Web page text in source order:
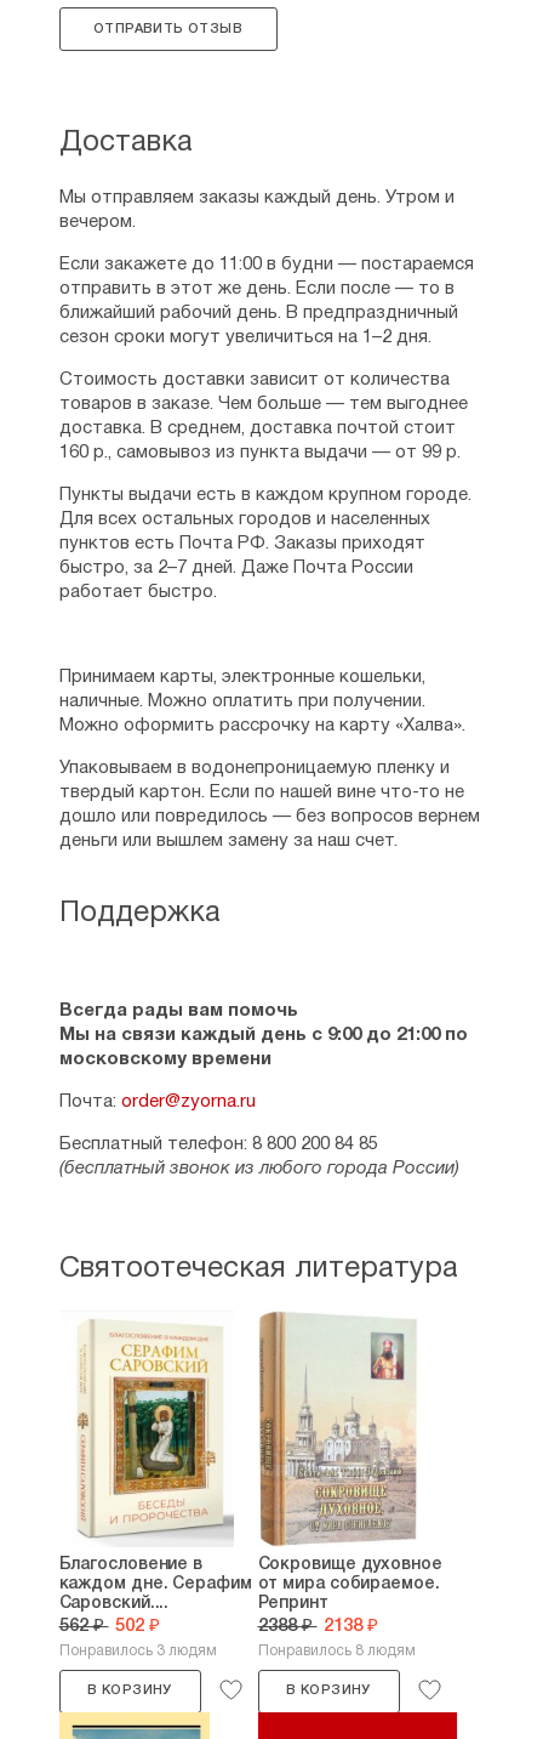
где Исаак, следуя Божьему промыслу,
Беф-Абе на праведный путь, однако
он был не в силах победить
отказаться от епископства и покинуть
город. Он нашёл себе пристанище в одной
из пустынь Египта. Такая уединённая
жизнь была ему по нраву, она позволяла
достигнуть духовного совершенства, для
большего эффекта он ушёл в монастырь
Раббан-Шабур.
Именно эта обитель стала его
пристанищем до конца дней, Исаак Сирин
вёл аскетическую жизнь: питался крайне
скудно, молился, почти не спал. Известно,
что преподобный обладал даром
прозорливости: однажды он разгадал
намерение работников монастыря
ограбить обитель и пресёк их злодеяние.
Одним из основных занятий в течение всей
не может точно сказать, сколько трудов
написал преподобный, но количество
их велико. В конце жизни он потерял
записывали ученики. Основные темы его
сочинений — место Бога в жизни человека,
правильное духовное устроение, страсти,
любовь — они подходят для чтения
Одна из самых известных его книг —
издание появилось в 14 веке. Книга
содержит рассуждения преподобного
Исаака о грехах, страстях, искушениях,
суждения автора, так и советы,
подходящие для всех. Отдельной книгой
вышли его «
Наставления
о подвижничестве, молитве, созерцании
ОТПРАВИТЬ ОТЗЫВ
Поддержка
Всегда рады вам помочь
Мы на связи каждый день с 9:00 до 21:00 по
московскому времени
Почта: order@zyorna.ru
Бесплатный телефон: 8 800 200 84 85
(бесплатный звонок из любого города России)
Доставка
Мы отправляем заказы каждый день. Утром и
вечером.
Если закажете до 11:00 в будни — постараемся
отправить в этот же день. Если после — то в
ближайший рабочий день. В предпраздничный
сезон сроки могут увеличиться на 1–2 дня.
Стоимость доставки зависит от количества
товаров в заказе. Чем больше — тем выгоднее
доставка. В среднем, доставка почтой стоит
160 р., самовывоз из пункта выдачи — от 99 р.
Пункты выдачи есть в каждом крупном городе.
Для всех остальных городов и населенных
пунктов есть Почта РФ. Заказы приходят
быстро, за 2–7 дней. Даже Почта России
работает быстро.
Принимаем карты, электронные кошельки,
наличные. Можно оплатить при получении.
Можно оформить рассрочку на карту «Халва».
Упаковываем в водонепроницаемую пленку и
твердый картон. Если по нашей вине что-то не
дошло или повредилось — без вопросов вернем
деньги или вышлем замену за наш счет.
Святоотеческая литература
Благословение в
каждом дне. Серафим
Саровский....
562 ₽ 502 ₽
Понравилось 3 людям
В КОРЗИНУ
Сокровище духовное
от мира собираемое.
Репринт
2388 ₽ 2138 ₽
Понравилось 8 людям
В КОРЗИНУ